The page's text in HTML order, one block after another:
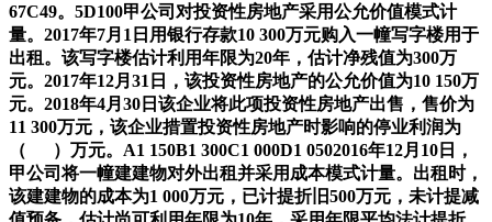
67C49。5D100甲公司对投资性房地产采用公允价值模式计
量。2017年7月1日用银行存款10 300万元购入一幢写字楼用于
出租。该写字楼估计利用年限为20年，估计净残值为300万
元。2017年12月31日，该投资性房地产的公允价值为10 150万
元。2018年4月30日该企业将此项投资性房地产出售，售价为
11 300万元，该企业措置投资性房地产时影响的停业利润为
（ ）万元。A1 150B1 300C1 000D1 0502016年12月10日，
甲公司将一幢建建物对外出租并采用成本模式计量。出租时，
该建建物的成本为1 000万元，已计提折旧500万元，未计提减